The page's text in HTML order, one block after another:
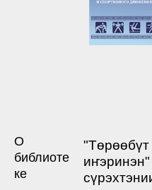
О
библиоте
ке
иҥэринэн"